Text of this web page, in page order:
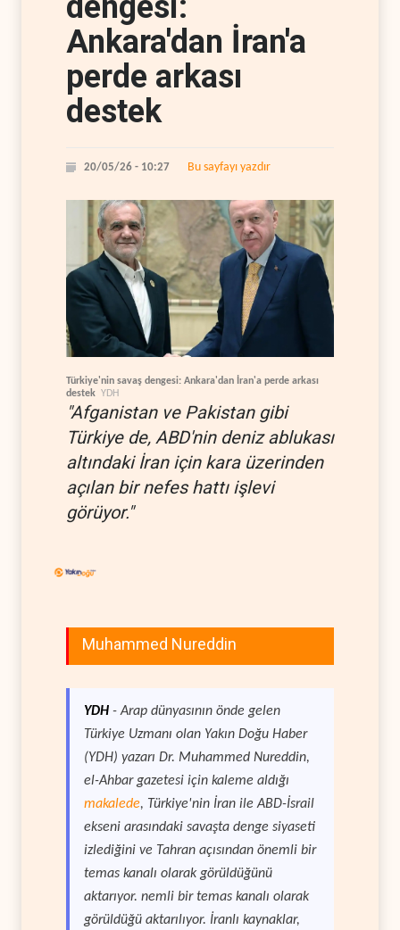
Ankara'dan İran'a
perde arkası
destek
20/05/26 - 10:27 Bu sayfayı yazdır
Türkiye'nin savaş dengesi: Ankara'dan İran'a perde arkası
destek YDH
"Afganistan ve Pakistan gibi
Türkiye de, ABD'nin deniz ablukası
altındaki İran için kara üzerinden
açılan bir nefes hattı işlevi
görüyor."
Muhammed Nureddin
YDH - Arap dünyasının önde gelen
Türkiye Uzmanı olan Yakın Doğu Haber
(YDH) yazarı Dr. Muhammed Nureddin,
el-Ahbar gazetesi için kaleme aldığı
makalede, Türkiye'nin İran ile ABD-İsrail
ekseni arasındaki savaşta denge siyaseti
izlediğini ve Tahran açısından önemli bir
temas kanalı olarak görüldüğünü
aktarıyor. nemli bir temas kanalı olarak
görüldüğü aktarılıyor. İranlı kaynaklar,